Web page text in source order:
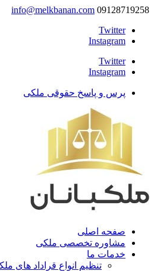
09128719258
info@melkbanan.com
Twitter
Instagram
Twitter
Instagram
پرس و پاسخ حقوقی ملکی
صفحه اصلی
مشاوره تخصصی ملکی
خدمات ما
تنظیم انواع قراداد های